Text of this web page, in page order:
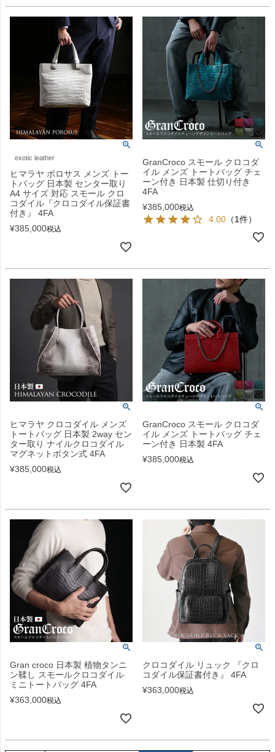
exotic leather
ヒマラヤ ポロサス メンズ トー
トバッグ 日本製 センター取り
A4 サイズ 対応 スモール クロ
コダイル『クロコダイル保証書
付き』 4FA
¥385,000税込
GranCroco スモール クロコダ
イル メンズ トートバッグ チェ
ーン付き 日本製 仕切り付き
4FA
¥385,000税込
4.00 （1件）
ヒマラヤ クロコダイル メンズ
トートバッグ 日本製 2way セン
ター取り ナイルクロコダイル
マグネットボタン式 4FA
¥385,000税込
GranCroco スモール クロコダ
イル メンズ トートバッグ チェ
ーン付き 日本製 4FA
¥385,000税込
Gran croco 日本製 植物タンニ
ン鞣し スモールクロコダイル
ミニトートバッグ 4FA
¥363,000税込
クロコダイル リュック 『クロ
コダイル保証書付き』 4FA
¥363,000税込